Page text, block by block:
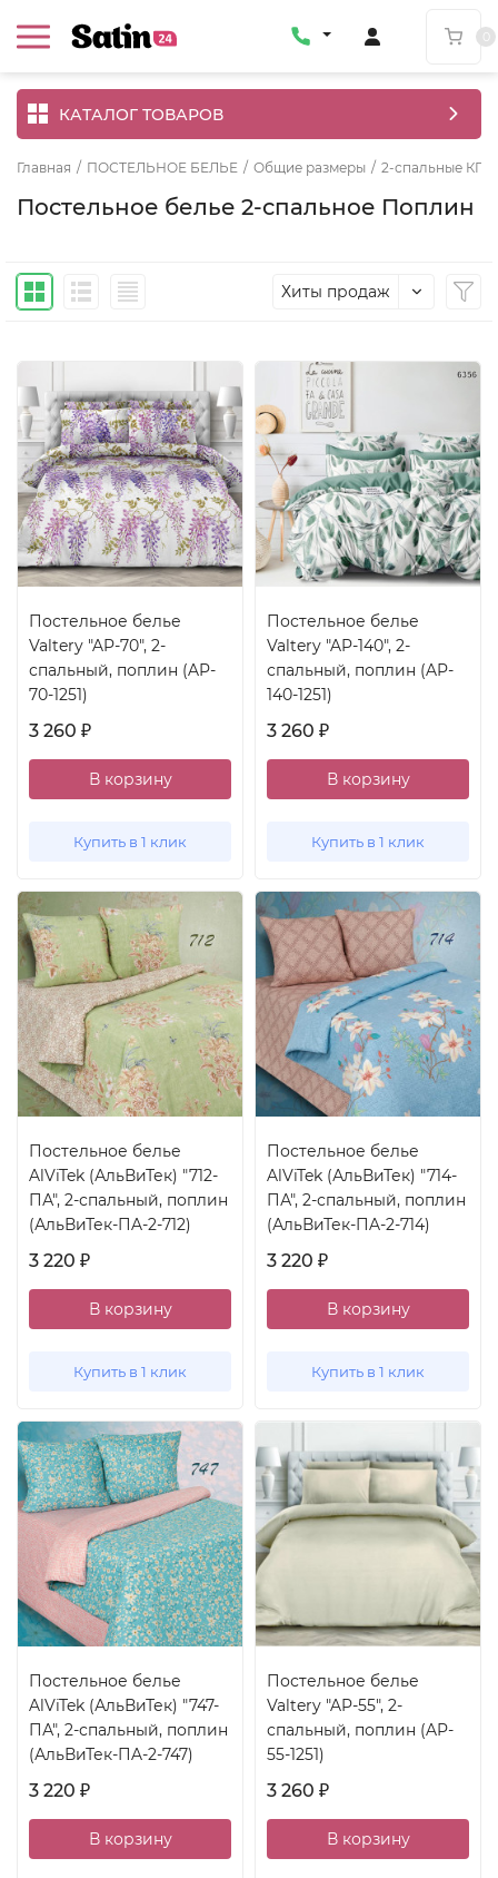
КАТАЛОГ ТОВАРОВ
Главная / ПОСТЕЛЬНОЕ БЕЛЬЕ / Общие размеры / 2-спальные КПБ
Постельное белье 2-спальное Поплин
Хиты продаж
Постельное белье
Valtery "AP-70", 2-
спальный, поплин (AP-
70-1251)
3 260 ₽
В корзину
Купить в 1 клик
Постельное белье
Valtery "AP-140", 2-
спальный, поплин (AP-
140-1251)
3 260 ₽
В корзину
Купить в 1 клик
Постельное белье
AlViTek (АльВиТек) "712-
ПА", 2-спальный, поплин
(АльВиТек-ПA-2-712)
3 220 ₽
В корзину
Купить в 1 клик
Постельное белье
AlViTek (АльВиТек) "714-
ПА", 2-спальный, поплин
(АльВиТек-ПA-2-714)
3 220 ₽
В корзину
Купить в 1 клик
Постельное белье
AlViTek (АльВиТек) "747-
ПА", 2-спальный, поплин
(АльВиТек-ПA-2-747)
3 220 ₽
В корзину
Постельное белье
Valtery "AP-55", 2-
спальный, поплин (AP-
55-1251)
3 260 ₽
В корзину